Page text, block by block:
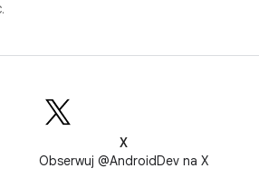
X
Obserwuj @AndroidDev na X